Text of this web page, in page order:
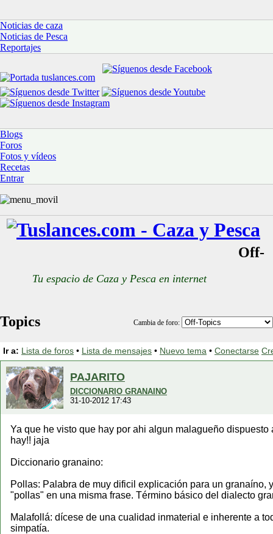
Noticias de caza
Noticias de Pesca
Reportajes
Blogs
Foros
Fotos y vídeos
Recetas
Entrar
Tu espacio de Caza y Pesca en internet
Cambia de foro:
Off-
Topics
Ir a: Lista de foros • Lista de mensajes • Nuevo tema • Conectarse
PAJARITO
DICCIONARIO GRANAINO
31-10-2012 17:43
Ya que he visto que hay por ahi algun malagueño
hay!! jaja
Diccionario granaino:
Pollas: Palabra de muy dificil explicación para un
"pollas" en una misma frase. Término básico del dialecto
Malafollá: dícese de una cualidad inmaterial e inherente a
simpatía.